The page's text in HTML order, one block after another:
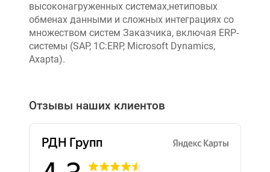
высоконагруженных системах,нетиповых
обменах данными и сложных интеграциях со
множеством систем Заказчика, включая ERP-
системы (SAP, 1C:ERP, Microsoft Dynamics,
Axapta).
Отзывы наших клиентов